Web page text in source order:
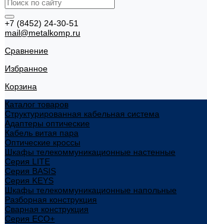
+7 (8452) 24-30-51
mail@metalkomp.ru
Сравнение
Избранное
Корзина
Каталог товаров
Структурированная кабельная система
Адаптеры оптические
Кабель витая пара
Оптические кроссы
Шкафы телекоммуникационные настенные
Cерия LITE
Cерия BASIS
Cерия KEYS
Шкафы телекоммуникационные напольные
Разборная конструкция
Сварная конструкция
Серия ECO+